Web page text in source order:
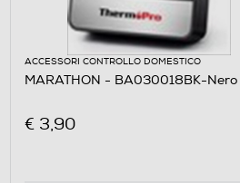
ACCESSORI CONTROLLO DOMESTICO
MARATHON - BA030018BK-Nero
€ 3,90